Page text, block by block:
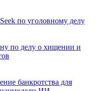
по уголовному делу
по делу о хищении и
банкротства для